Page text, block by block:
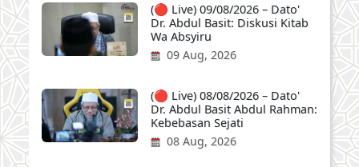
(🔴 Live) 09/08/2026 – Dato'
Dr. Abdul Basit: Diskusi Kitab
Wa Absyiru
09 Aug, 2026
(🔴 Live) 08/08/2026 – Dato'
Dr. Abdul Basit Abdul Rahman:
Kebebasan Sejati
08 Aug, 2026